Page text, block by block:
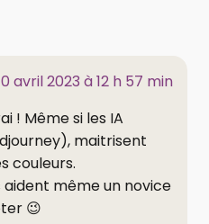
avril 2023 à 12 h 57 min
! Même si les IA
maitrisent
couleurs.
aident même un novice
😉